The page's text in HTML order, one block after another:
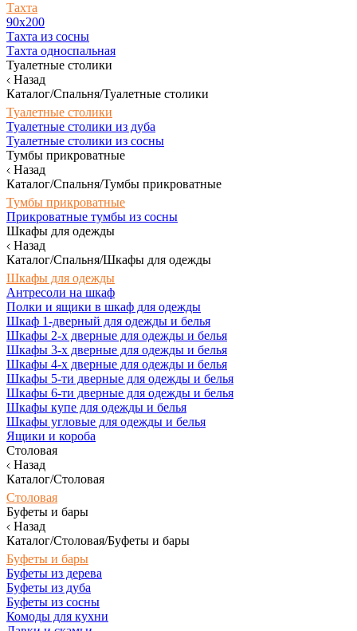
Тахта
90х200
Тахта из сосны
Тахта односпальная
Туалетные столики
Назад
Каталог/Спальня/Туалетные столики
Туалетные столики
Туалетные столики из дуба
Туалетные столики из сосны
Тумбы прикроватные
Назад
Каталог/Спальня/Тумбы прикроватные
Тумбы прикроватные
Прикроватные тумбы из сосны
Шкафы для одежды
Назад
Каталог/Спальня/Шкафы для одежды
Шкафы для одежды
Антресоли на шкаф
Полки и ящики в шкаф для одежды
Шкаф 1-дверный для одежды и белья
Шкафы 2-х дверные для одежды и белья
Шкафы 3-х дверные для одежды и белья
Шкафы 4-х дверные для одежды и белья
Шкафы 5-ти дверные для одежды и белья
Шкафы 6-ти дверные для одежды и белья
Шкафы купе для одежды и белья
Шкафы угловые для одежды и белья
Ящики и короба
Столовая
Назад
Каталог/Столовая
Столовая
Буфеты и бары
Назад
Каталог/Столовая/Буфеты и бары
Буфеты и бары
Буфеты из дерева
Буфеты из дуба
Буфеты из сосны
Комоды для кухни